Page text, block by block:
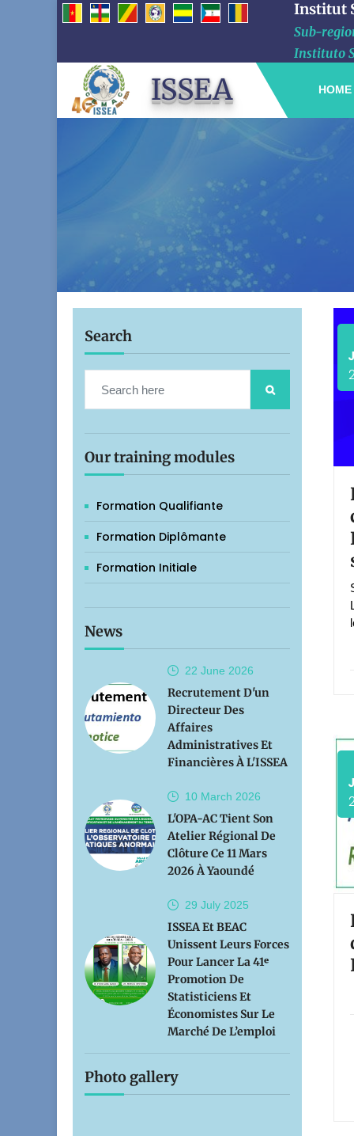
Institut
Sub-
Instituto
ISSEA HOME
Search
Our training modules
Formation Qualifiante
Formation Diplômante
Formation Initiale
News
22 June 2026
Recrutement D'un
Directeur Des
Affaires
Administratives Et
Financières À L'ISSEA
10 March 2026
L'OPA-AC Tient Son
Atelier Régional De
Clôture Ce 11 Mars
2026 À Yaoundé
29 July 2025
ISSEA Et BEAC
Unissent Leurs Forces
Pour Lancer La 41ᵉ
Promotion De
Statisticiens Et
Économistes Sur Le
Marché De L’emploi
Photo gallery